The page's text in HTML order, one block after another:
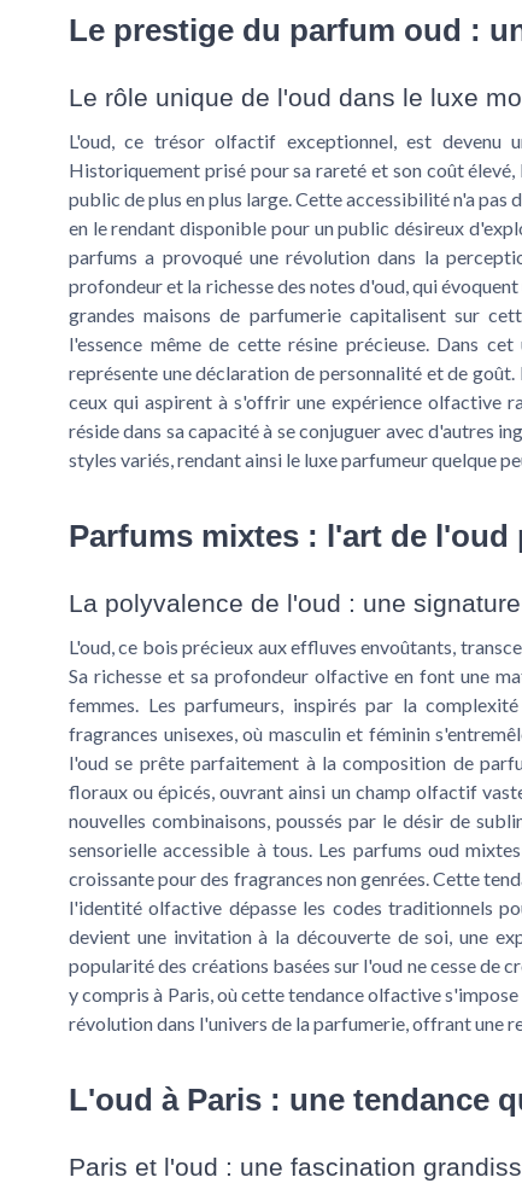
Le prestige du parfum oud :
Le rôle unique de l'oud dans le luxe
L'oud, ce trésor olfactif exceptionnel, est devenu
Historiquement prisé pour sa rareté et son coût
public de plus en plus large. Cette accessibilité n'a
en le rendant disponible pour un public désireux
parfums a provoqué une révolution dans la
profondeur et la richesse des notes d'oud, qui
grandes maisons de parfumerie capitalisent sur
l'essence même de cette résine précieuse. Dans
représente une déclaration de personnalité et de
ceux qui aspirent à s'offrir une expérience olfactive
réside dans sa capacité à se conjuguer avec d'autres
styles variés, rendant ainsi le luxe parfumeur quelque
Parfums mixtes : l'art de l'oud
La polyvalence de l'oud : une
L'oud, ce bois précieux aux effluves envoûtants,
Sa richesse et sa profondeur olfactive en font une
femmes. Les parfumeurs, inspirés par la
fragrances unisexes, où masculin et féminin
l'oud se prête parfaitement à la composition de
floraux ou épicés, ouvrant ainsi un champ olfactif
nouvelles combinaisons, poussés par le désir de
sensorielle accessible à tous. Les parfums oud
croissante pour des fragrances non genrées. Cette
l'identité olfactive dépasse les codes traditionnels
devient une invitation à la découverte de soi, une
popularité des créations basées sur l'oud ne cesse de
y compris à Paris, où cette tendance olfactive
révolution dans l'univers de la parfumerie, offrant une
L'oud à Paris : une tendance
Paris et l'oud : une fascination